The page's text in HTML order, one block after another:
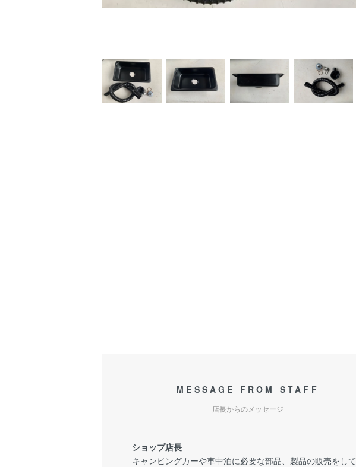
MESSAGE FROM STAFF
店長からのメッセージ
ショップ店長
キャンピングカーや車中泊に必要な部品、製品の販売をして